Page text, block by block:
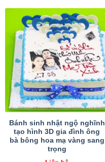
Bánh sinh nhật ngộ nghĩnh
tạo hình 3D gia đình ông
bà bông hoa mạ vàng sang
trọng